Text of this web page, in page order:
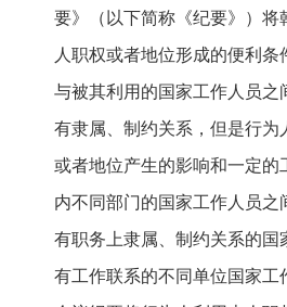
要》（以下简称《纪要》）将
人职权或者地位形成的便利条
与被其利用的国家工作人员之
有隶属、制约关系，但是行为
或者地位产生的影响和一定的
内不同部门的国家工作人员之
有职务上隶属、制约关系的国
有工作联系的不同单位国家工